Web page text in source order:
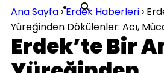
Ana Sayfa ›Erdek Haberleri ›
Yüreğinden Dökülenler: Acı,
Erdek’te Bir